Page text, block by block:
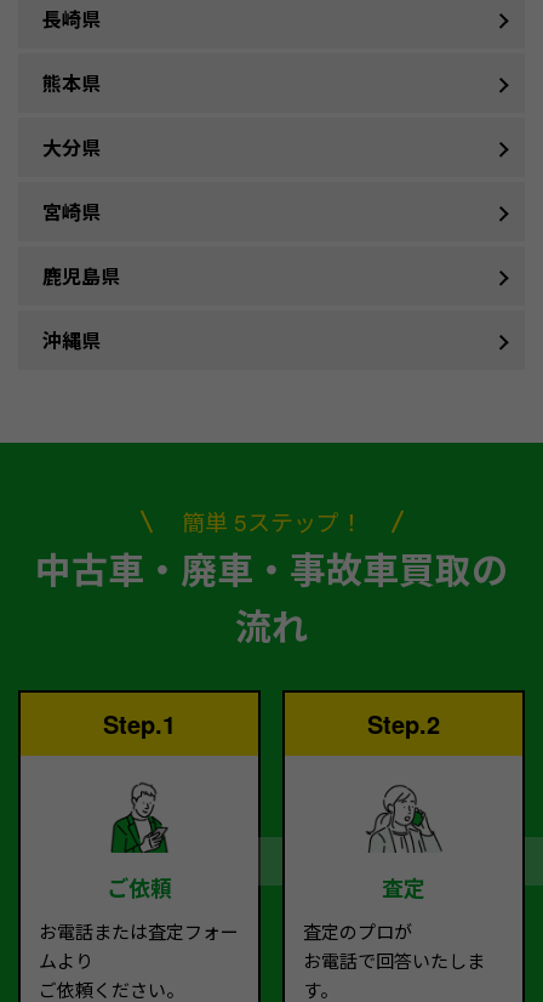
長崎県
熊本県
大分県
宮崎県
鹿児島県
沖縄県
簡単 5ステップ！
中古車・廃車・事故車買取の
流れ
Step.1
ご依頼
お電話または査定フォー
ムより
ご依頼ください。
Step.2
査定
査定のプロが
お電話で回答いたしま
す。